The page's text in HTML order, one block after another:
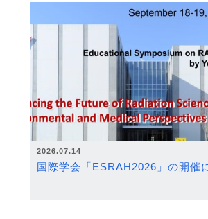
2026.07.14
国際学会「ESRAH2026」の開催